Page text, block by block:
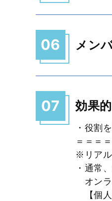
06 メン
07 効果
・役割
＝＝＝
※リア
・通常
オンラ
【個人